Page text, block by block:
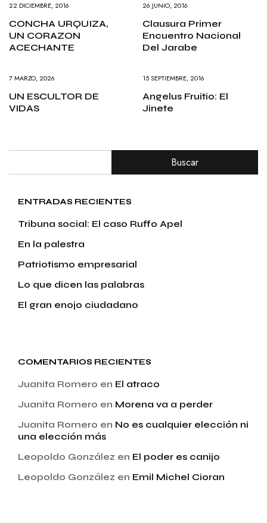
22 DICIEMBRE, 2016
CONCHA URQUIZA,
UN CORAZON
ACECHANTE
26 JUNIO, 2016
Clausura Primer
Encuentro Nacional
Del Jarabe
7 MARZO, 2026
UN ESCULTOR DE
VIDAS
15 SEPTIEMBRE, 2016
Angelus Fruitio: El
Jinete
Buscar
ENTRADAS RECIENTES
Tribuna social: El caso Ruffo Apel
En la palestra
Patriotismo empresarial
Lo que dicen las palabras
El gran enojo ciudadano
COMENTARIOS RECIENTES
Juanita Romero en El atraco
Juanita Romero en Morena va a perder
Juanita Romero en No es cualquier elección ni
una elección más
Leopoldo González en El poder es canijo
Leopoldo González en Emil Michel Cioran